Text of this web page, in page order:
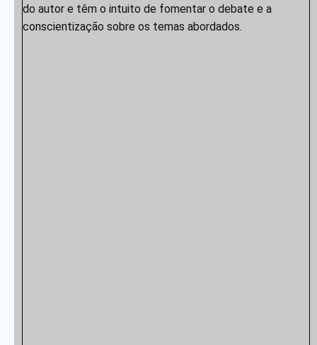
do autor e têm o intuito de fomentar o debate e a
conscientização sobre os temas abordados.